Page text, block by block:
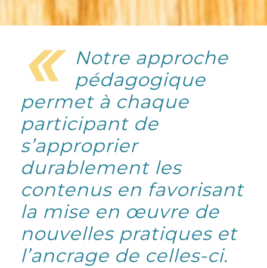
«
Notre approche
pédagogique
permet à chaque
participant de
s’approprier
durablement les
contenus en favorisant
la mise en œuvre de
nouvelles pratiques et
l’ancrage de celles-ci.